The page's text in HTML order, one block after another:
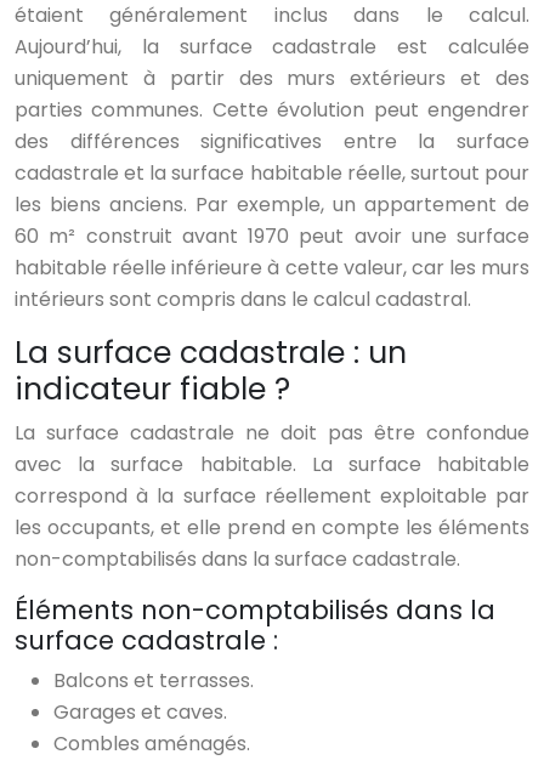
étaient généralement inclus dans le calcul.
Aujourd’hui, la surface cadastrale est calculée
uniquement à partir des murs extérieurs et des
parties communes. Cette évolution peut engendrer
des différences significatives entre la surface
cadastrale et la surface habitable réelle, surtout pour
les biens anciens. Par exemple, un appartement de
60 m² construit avant 1970 peut avoir une surface
habitable réelle inférieure à cette valeur, car les murs
intérieurs sont compris dans le calcul cadastral.
La surface cadastrale : un
indicateur fiable ?
La surface cadastrale ne doit pas être confondue
avec la surface habitable. La surface habitable
correspond à la surface réellement exploitable par
les occupants, et elle prend en compte les éléments
non-comptabilisés dans la surface cadastrale.
Éléments non-comptabilisés dans la
surface cadastrale :
Balcons et terrasses.
Garages et caves.
Combles aménagés.